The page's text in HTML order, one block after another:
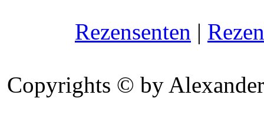
Rezensenten |
Copyrights © by